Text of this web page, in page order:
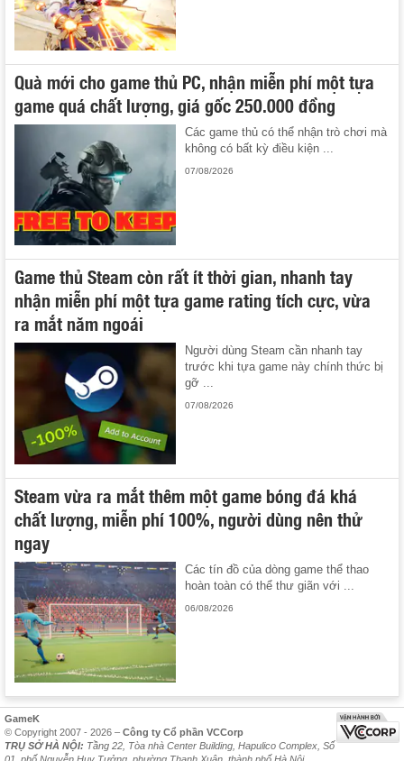
Quà mới cho game thủ PC, nhận miễn phí một tựa
game quá chất lượng, giá gốc 250.000 đồng
Các game thủ có thể nhận trò chơi mà
không có bất kỳ điều kiện ...
07/08/2026
Game thủ Steam còn rất ít thời gian, nhanh tay
nhận miễn phí một tựa game rating tích cực, vừa
ra mắt năm ngoái
Người dùng Steam cần nhanh tay
trước khi tựa game này chính thức bị
gỡ ...
07/08/2026
Steam vừa ra mắt thêm một game bóng đá khá
chất lượng, miễn phí 100%, người dùng nên thử
ngay
Các tín đồ của dòng game thể thao
hoàn toàn có thể thư giãn với ...
06/08/2026
GameK
© Copyright 2007 - 2026 – Công ty Cổ phần VCCorp
TRỤ SỞ HÀ NỘI: Tầng 22, Tòa nhà Center Building, Hapulico Complex, Số